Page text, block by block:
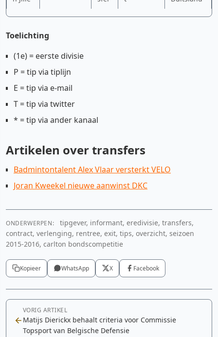
Toelichting
(1e) = eerste divisie
P = tip via tiplijn
E = tip via e-mail
T = tip via twitter
* = tip via ander kanaal
Artikelen over transfers
Badmintontalent Alex Vlaar versterkt VELO
Joran Kweekel nieuwe aanwinst DKC
ONDERWERPEN:
tipgever, informant, eredivisie, transfers,
contract, verlenging, rentree, exit, tips, overzicht, seizoen
2015-2016, carlton bondscompetitie
Kopieer WhatsApp X Facebook
VORIG ARTIKEL
Matijs Dierickx behaalt criteria voor Commissie
Topsport van Belgische Defensie